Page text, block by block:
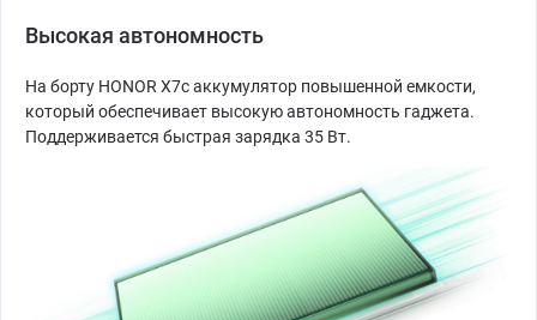
Высокая автономность
На борту HONOR X7c аккумулятор повышенной емкости,
который обеспечивает высокую автономность гаджета.
Поддерживается быстрая зарядка 35 Вт.⁠